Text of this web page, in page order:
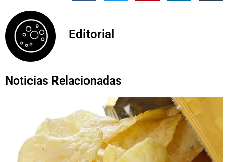
Editorial
Noticias Relacionadas